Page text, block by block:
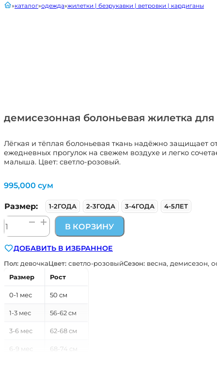
демисезонная болоньевая жилетка
Лёгкая и тёплая болоньевая ткань надёжно защищает
ежедневных прогулок на свежем воздухе и легко
малыша. Цвет: светло-розовый.
главнаякаталог одежда жилетки | безрукавки | ветровки | кардиганы
995,000 сум
Размер: 1-2ГОДА 2-3ГОДА 3-4ГОДА 4-5ЛЕТ
Количество
товара
болоньевая
жилетка
девочки
Kitikate
S60442-
В КОРЗИНУ
ДОБАВИТЬ В ИЗБРАННОЕ
Пол: девочкаЦвет: светло-розовыйСезон: весна, демисезон,
Размер
Рост
0-1 мес 50 см
1-3 мес 56-62 см
3-6 мес 62-68 см
6-9 мес 68-74 см